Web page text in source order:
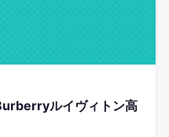
ルイヴィトン高